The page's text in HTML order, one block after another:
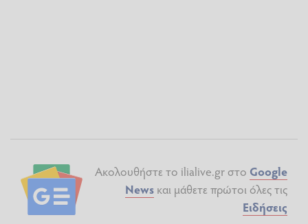
Ακολουθήστε το ilialive.gr στο Google
News και μάθετε πρώτοι όλες τις
Ειδήσεις